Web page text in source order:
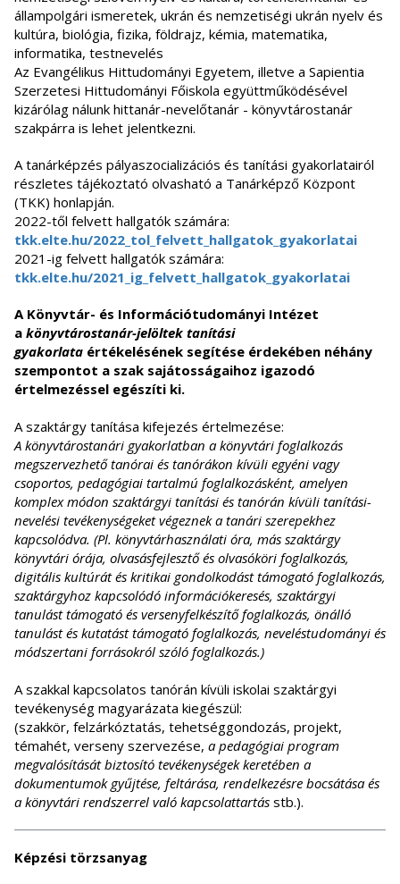
állampolgári ismeretek, ukrán és nemzetiségi ukrán nyelv és
kultúra, biológia, fizika, földrajz, kémia, matematika,
informatika, testnevelés
Az Evangélikus Hittudományi Egyetem, illetve a Sapientia
Szerzetesi Hittudományi Főiskola együttműködésével
kizárólag nálunk hittanár-nevelőtanár - könyvtárostanár
szakpárra is lehet jelentkezni.
A tanárképzés pályaszocializációs és tanítási gyakorlatairól
részletes tájékoztató olvasható a Tanárképző Központ
(TKK) honlapján.
2022-től felvett hallgatók számára:
tkk.elte.hu/2022_tol_felvett_hallgatok_gyakorlatai
2021-ig felvett hallgatók számára:
tkk.elte.hu/2021_ig_felvett_hallgatok_gyakorlatai
A Könyvtár- és Információtudományi Intézet
a könyvtárostanár-jelöltek tanítási
gyakorlata értékelésének segítése érdekében néhány
szempontot a szak sajátosságaihoz igazodó
értelmezéssel egészíti ki.
A szaktárgy tanítása kifejezés értelmezése:
A könyvtárostanári gyakorlatban a könyvtári foglalkozás
megszervezhető tanórai és tanórákon kívüli egyéni vagy
csoportos, pedagógiai tartalmú foglalkozásként, amelyen
komplex módon szaktárgyi tanítási és tanórán kívüli tanítási-
nevelési tevékenységeket végeznek a tanári szerepekhez
kapcsolódva. (Pl. könyvtárhasználati óra, más szaktárgy
könyvtári órája, olvasásfejlesztő és olvasóköri foglalkozás,
digitális kultúrát és kritikai gondolkodást támogató foglalkozás,
szaktárgyhoz kapcsolódó információkeresés, szaktárgyi
tanulást támogató és versenyfelkészítő foglalkozás, önálló
tanulást és kutatást támogató foglalkozás, neveléstudományi és
módszertani forrásokról szóló foglalkozás.)
A szakkal kapcsolatos tanórán kívüli iskolai szaktárgyi
tevékenység magyarázata kiegészül:
(szakkör, felzárkóztatás, tehetséggondozás, projekt,
témahét, verseny szervezése, a pedagógiai program
megvalósítását biztosító tevékenységek keretében a
dokumentumok gyűjtése, feltárása, rendelkezésre bocsátása és
a könyvtári rendszerrel való kapcsolattartás stb.).
Képzési törzsanyag